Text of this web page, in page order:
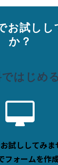
お試し
か？
はじめる
試ししてみま
ォームを作